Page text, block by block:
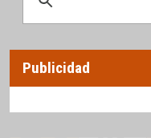
Publicidad